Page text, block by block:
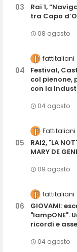
Rai 1,
tra Capo
08 agosto
fattitaliani
Festival,
col pienone,
con la
04 agosto
Fattitaliani
RAI2, "LA
MARY DE
09 agosto
fattitaliani
GIOVAMI:
"lampONE".
ricordi e
04 agosto